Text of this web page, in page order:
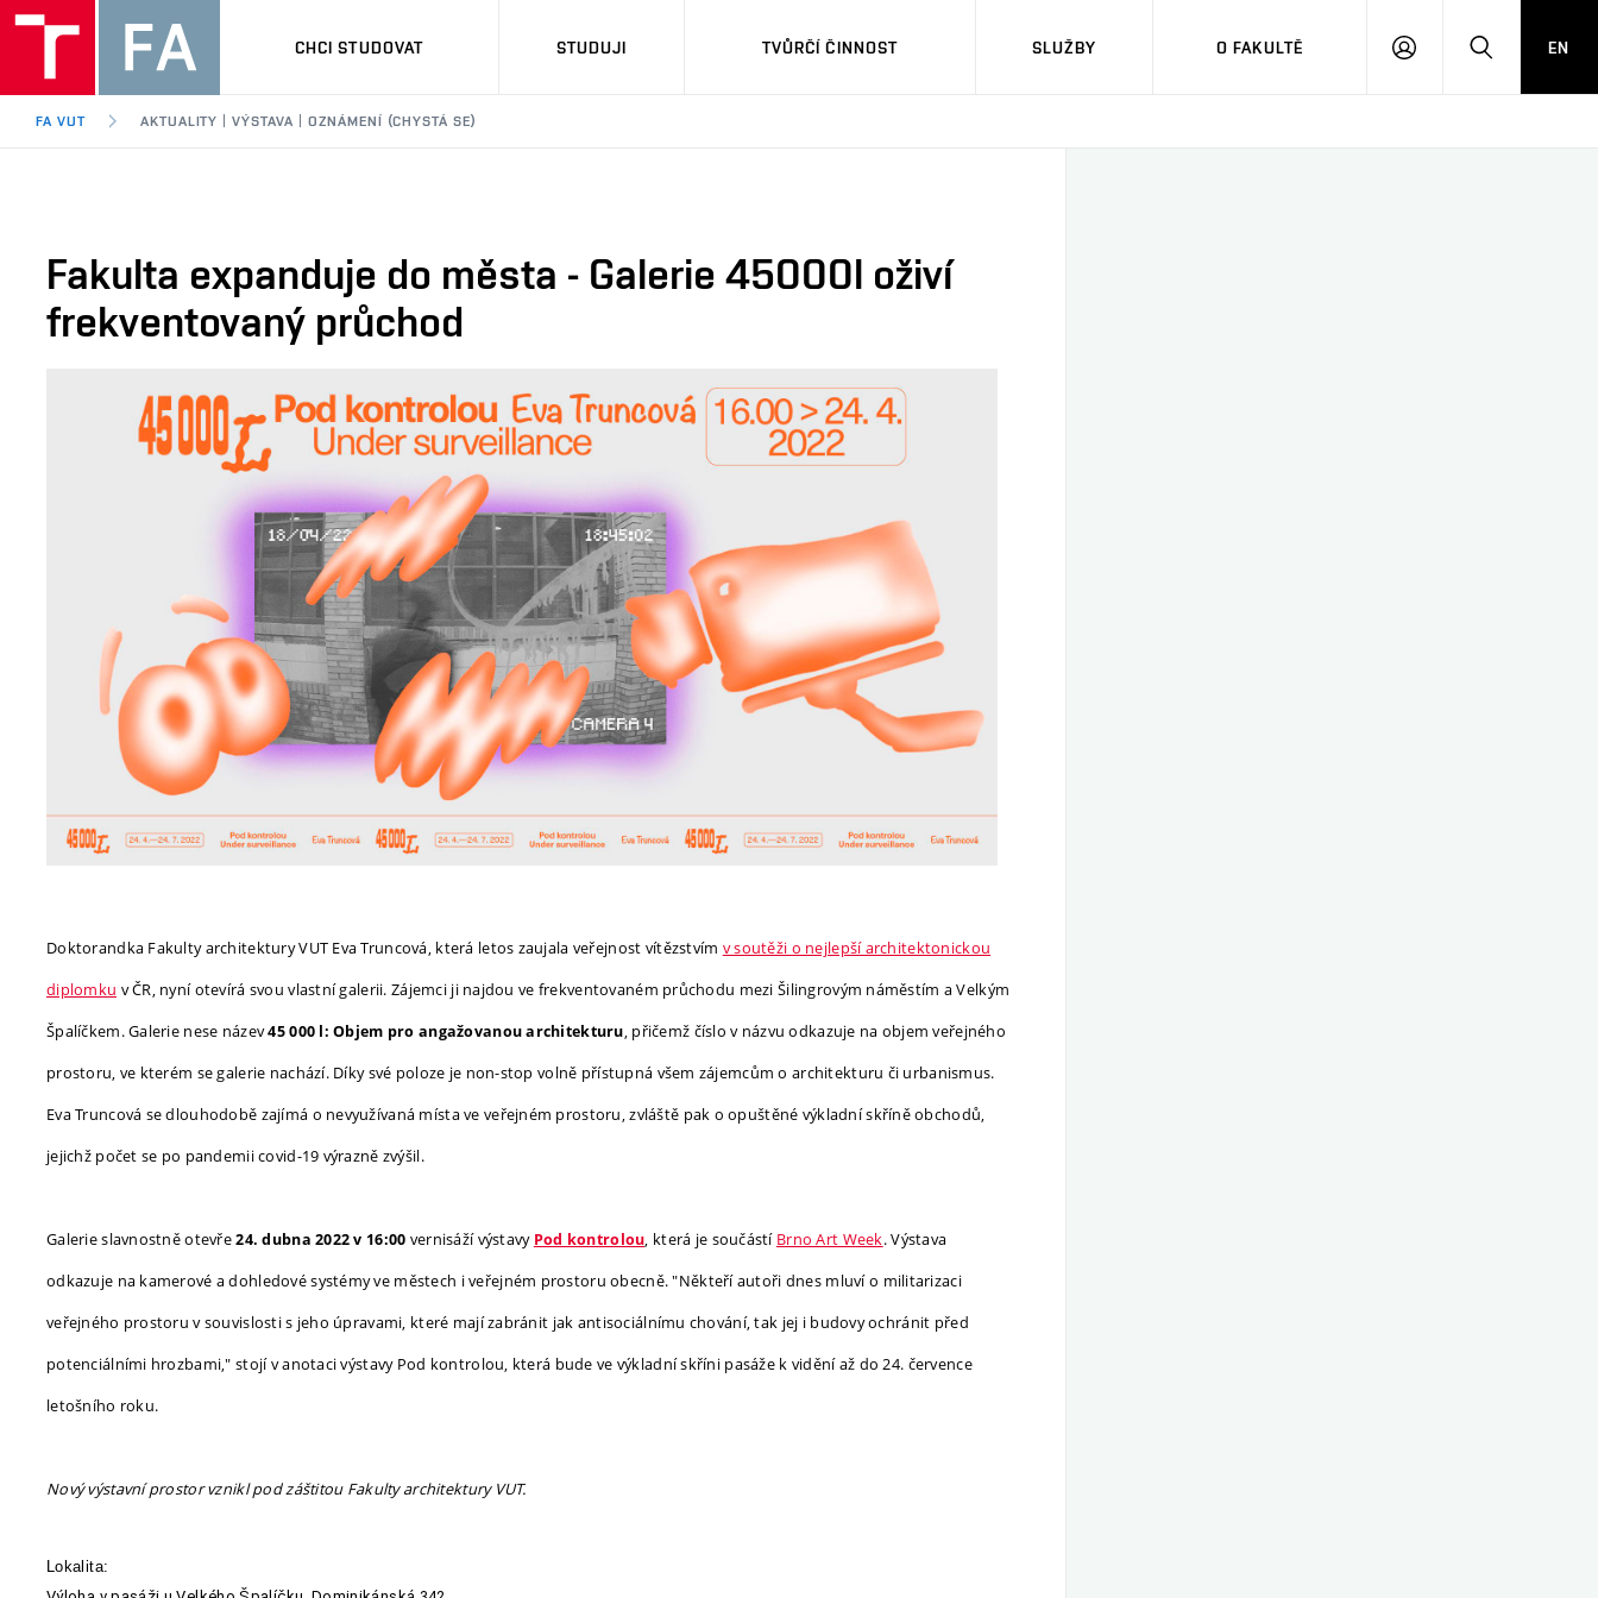
CHCI STUDOVAT STUDUJI TVŮRČÍ ČINNOST SLUŽBY O FAKULTĚ
PŘIHLÁSITHLEDAT
EN
FA VUT AKTUALITY | VÝSTAVA | OZNÁMENÍ (CHYSTÁ SE)
Fakulta expanduje do města - Galerie 45000l oživí
frekventovaný průchod
Doktorandka Fakulty architektury VUT Eva Truncová, která letos zaujala veřejnost vítězstvím v soutěži o nejlepší architektonickou
diplomku v ČR, nyní otevírá svou vlastní galerii. Zájemci ji najdou ve frekventovaném průchodu mezi Šilingrovým náměstím a Velkým
Špalíčkem. Galerie nese název45 000 l: Objem pro angažovanou architekturu, přičemž číslo v názvu odkazuje na objem veřejného
prostoru, ve kterém se galerie nachází. Díky své poloze je non-stop volně přístupná všem zájemcům o architekturu či urbanismus.
Eva Truncová se dlouhodobě zajímá o nevyužívaná místa ve veřejném prostoru, zvláště pak o opuštěné výkladní skříně obchodů,
jejichž počet se po pandemii covid-19 výrazně zvýšil.
Galerie slavnostně otevře24. dubna 2022 v 16:00 vernisáží výstavy Pod kontrolou, která je součástí Brno Art Week. Výstava
odkazuje na kamerové a dohledové systémy ve městech i veřejném prostoru obecně. "Někteří autoři dnes mluví o militarizaci
veřejného prostoru v souvislosti s jeho úpravami, které mají zabránit jak antisociálnímu chování, tak jej i budovy ochránit před
potenciálními hrozbami," stojí v anotaci výstavy Pod kontrolou, která bude ve výkladní skříni pasáže k vidění až do 24. července
letošního roku.
Nový výstavní prostor vznikl pod záštitou Fakulty architektury VUT.
Lokalita: